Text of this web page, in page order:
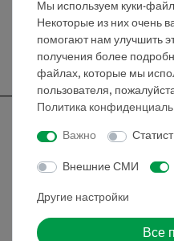
Информация
Мы используем куки-
Некоторые из них очень
помогают нам улучшить
получения более
файлах, которые мы
пользователя,
Политика
Важно
Внешние СМИ
Другие настройки
Все